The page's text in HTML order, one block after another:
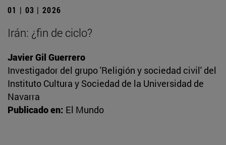
01 | 03 | 2026
Irán: ¿fin de ciclo?
Javier Gil Guerrero
Investigador del grupo 'Religión y sociedad civil' del
Instituto Cultura y Sociedad de la Universidad de
Navarra
Publicado en: El Mundo